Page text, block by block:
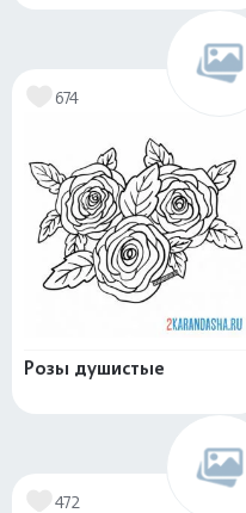
674
Розы душистые
472